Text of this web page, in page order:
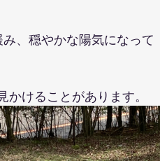
、穏やかな陽気になって
けることがあります。